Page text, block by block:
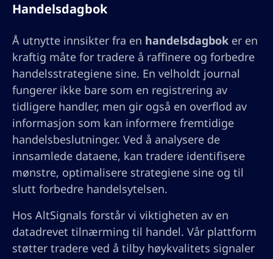
Handelsdagbok
Å utnytte innsikter fra en handelsdagbok er en
kraftig måte for tradere å raffinere og forbedre
handelsstrategiene sine. En velholdt journal
fungerer ikke bare som en registrering av
tidligere handler, men gir også en overflod av
informasjon som kan informere fremtidige
handelsbeslutninger. Ved å analysere de
innsamlede dataene, kan tradere identifisere
mønstre, optimalisere strategiene sine og til
slutt forbedre handelsytelsen.
Hos AltSignals forstår vi viktigheten av en
datadrevet tilnærming til handel. Vår plattform
støtter tradere ved å tilby høykvalitets signaler